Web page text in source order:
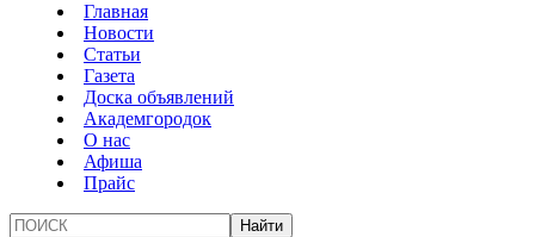
Главная
Новости
Статьи
Газета
Доска объявлений
Академгородок
О нас
Афиша
Прайс